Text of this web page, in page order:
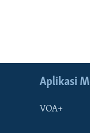
Aplikasi
VOA+